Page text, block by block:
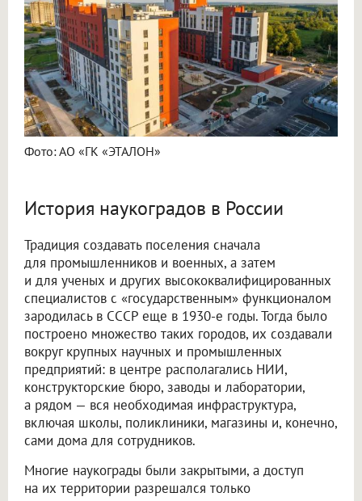
Фото: АО «ГК «ЭТАЛОН»
История наукоградов в России
Традиция создавать поселения сначала
для промышленников и военных, а затем
и для ученых и других высококвалифицированных
специалистов с «государственным» функционалом
зародилась в СССР еще в 1930-е годы. Тогда было
построено множество таких городов, их создавали
вокруг крупных научных и промышленных
предприятий: в центре располагались НИИ,
конструкторские бюро, заводы и лаборатории,
а рядом — вся необходимая инфраструктура,
включая школы, поликлиники, магазины и, конечно,
сами дома для сотрудников.
Многие наукограды были закрытыми, а доступ
на их территории разрешался только